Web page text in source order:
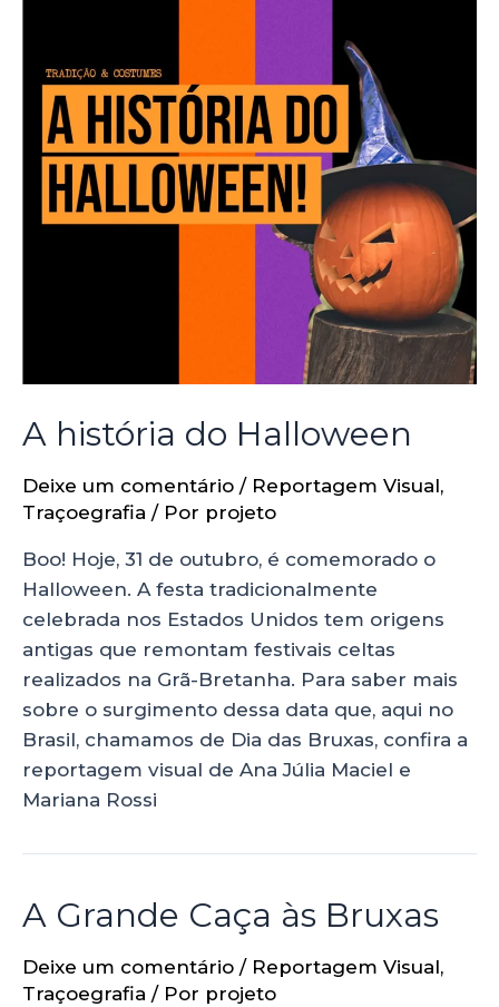
A história do Halloween
Deixe um comentário / Reportagem Visual,
Traçoegrafia / Por projeto
Boo! Hoje, 31 de outubro, é comemorado o
Halloween. A festa tradicionalmente
celebrada nos Estados Unidos tem origens
antigas que remontam festivais celtas
realizados na Grã-Bretanha. Para saber mais
sobre o surgimento dessa data que, aqui no
Brasil, chamamos de Dia das Bruxas, confira a
reportagem visual de Ana Júlia Maciel e
Mariana Rossi
A Grande Caça às Bruxas
Deixe um comentário / Reportagem Visual,
Traçoegrafia / Por projeto